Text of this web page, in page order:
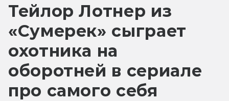
Тейлор Лотнер из
«Сумерек» сыграет
охотника на
оборотней в сериале
про самого себя